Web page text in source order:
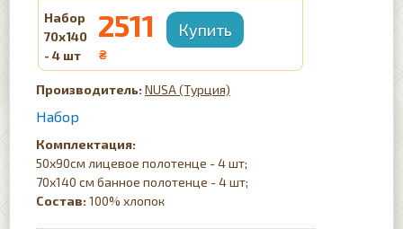
Набор
70х140
- 4 шт
2511
₴
NUSA (Турция)
Набор
Комплектация:
50х90см лицевое полотенце - 4 шт;
70x140 см банное полотенце - 4 шт;
Состав: 100% хлопок